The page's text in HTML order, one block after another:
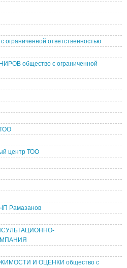
ответственностью
общество с ограниченной
центр ТОО
Рамазанов
И ОЦЕНКИ общество с